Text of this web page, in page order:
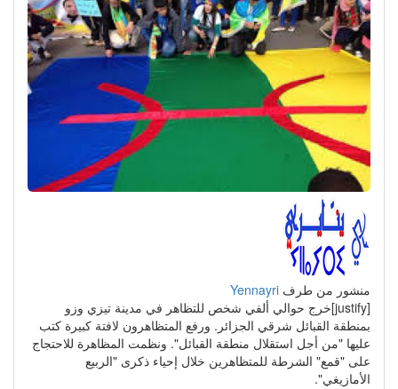
منشور من طرفYennayri
[justify]خرج حوالي ألفي شخص للتظاهر في مدينة تيزي وزو
بمنطقة القبائل شرقي الجزائر. ورفع المتظاهرون لافتة كبيرة كتب
عليها "من أجل استقلال منطقة القبائل". ونظمت المظاهرة للاحتجاج
على "قمع" الشرطة للمتظاهرين خلال إحياء ذكرى "الربيع
الأمازيغي".